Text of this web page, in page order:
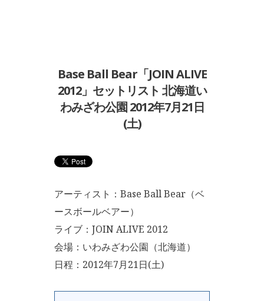
Base Ball Bear「JOIN ALIVE
2012」セットリスト 北海道い
わみざわ公園 2012年7月21日
(土)
アーティスト：Base Ball Bear（ベ
ースボールベアー）
ライブ：JOIN ALIVE 2012
会場：いわみざわ公園（北海道）
日程：2012年7月21日(土)